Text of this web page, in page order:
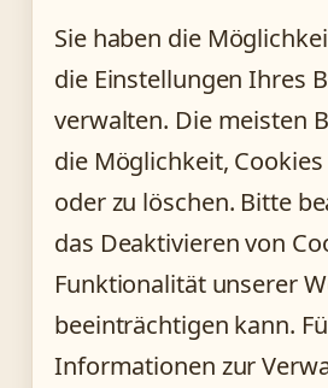
Sie haben die
die Einstellungen Ihres
verwalten. Die meisten
die Möglichkeit,
oder zu löschen. Bitte
das Deaktivieren von
Funktionalität unserer
beeinträchtigen kann.
Informationen zur